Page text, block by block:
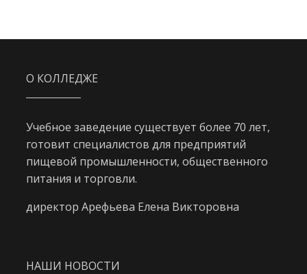
О КОЛЛЕДЖЕ
Учебное заведение существует более 70 лет,
готовит специалистов для предприятий
пищевой промышленности, общественного
питания и торговли.
директор Арефьева Елена Викторовна
НАШИ НОВОСТИ